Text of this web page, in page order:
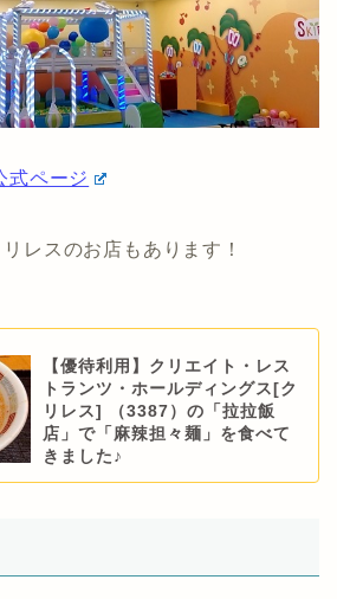
式ページ
レスのお店もあります！
【優待利用】クリエイト・レス
トランツ・ホールディングス[ク
リレス] （3387）の「拉拉飯
店」で「麻辣担々麺」を食べて
きました♪